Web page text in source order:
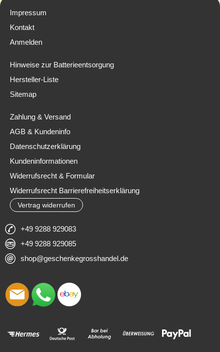
Impressum
Kontakt
Anmelden
Hinweise zur Batterieentsorgung
Hersteller-Liste
Sitemap
Zahlung & Versand
AGB & Kundeninfo
Datenschutzerklärung
Kundeninformationen
Widerrufsrecht & Formular
Widerrufsrecht Barrierefreiheitserklärung
Vertrag widerrufen
+49 9288 929083
+49 9288 929085
shop@geschenkegrosshandel.de